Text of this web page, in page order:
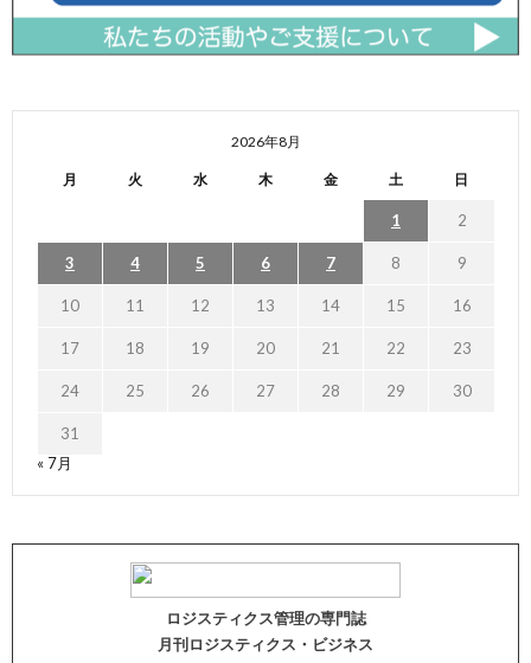
2026年8月
月 火 水 木 金 土 日
1 2
3 4 5 6 7 8 9
10 11 12 13 14 15 16
17 18 19 20 21 22 23
24 25 26 27 28 29 30
31
« 7月
ロジスティクス管理の専門誌
月刊ロジスティクス・ビジネス